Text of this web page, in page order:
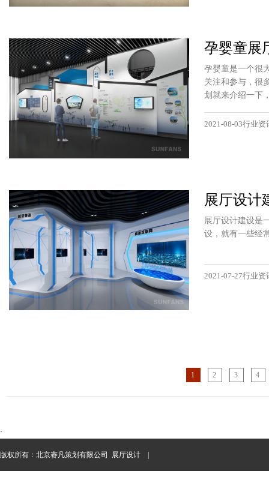
孕婴童展
孕婴童是一个很
关注和参与，很
划就来介绍一下
2021-08-03行业资
展厅设计
展厅设计建设是
设，就有一些经
2021-07-27行业资
1 2 3 4
`
版权所有：北京赛凡策划有限公司 展厅设计